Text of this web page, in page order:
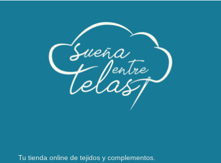
Tu tienda online de tejidos y complementos.